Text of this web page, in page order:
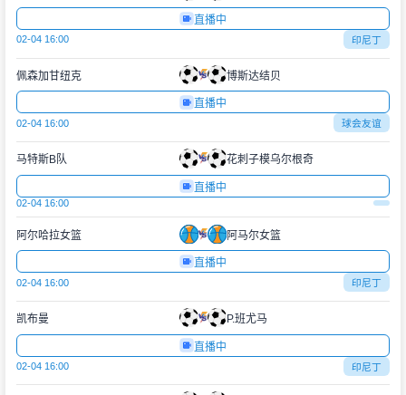
直播中
02-04 16:00 印尼丁
佩森加甘纽克 博斯达结贝
直播中
02-04 16:00 球会友谊
马特斯B队 花刺子模乌尔根奇
直播中
02-04 16:00
阿尔哈拉女篮 阿马尔女篮
直播中
02-04 16:00 印尼丁
凯布曼 P.班尤马
直播中
02-04 16:00 印尼丁